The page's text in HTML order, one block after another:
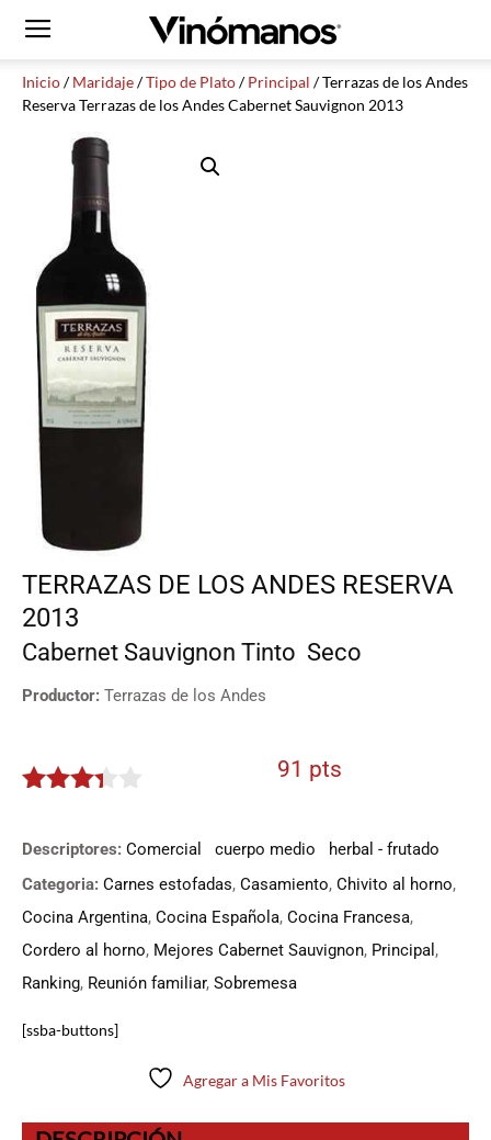
Inicio/Maridaje/Tipo de Plato/Principal / Terrazas de los Andes
Reserva Terrazas de los Andes Cabernet Sauvignon 2013
TERRAZAS DE LOS ANDES RESERVA
2013
Cabernet Sauvignon Tinto Seco
Productor: Terrazas de los Andes
91 pts
Descriptores: Comercial cuerpo medio
herbal - frutado
Categoria: Carnes estofadas, Casamiento, Chivito al horno,
Cocina Argentina, Cocina Española, Cocina Francesa,
Cordero al horno, Mejores Cabernet Sauvignon, Principal ,
Ranking, Reunión familiar, Sobremesa
[ssba-buttons]
Agregar a Mis Favoritos